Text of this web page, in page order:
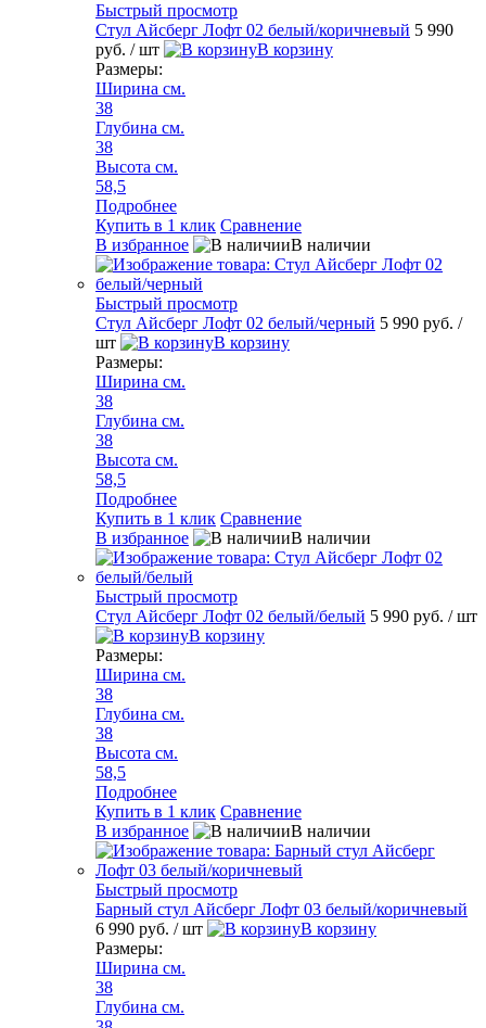
Быстрый просмотр
Стул Айсберг Лофт 02 белый/коричневый 5 990
руб. / шт
В корзину
Размеры:
Ширина см.
38
Глубина см.
38
Высота см.
58,5
Подробнее
Купить в 1 клик Сравнение
В избранное
В наличии
Быстрый просмотр
Стул Айсберг Лофт 02 белый/черный 5 990 руб. /
шт
В корзину
Размеры:
Ширина см.
38
Глубина см.
38
Высота см.
58,5
Подробнее
Купить в 1 клик Сравнение
В избранное
В наличии
Быстрый просмотр
Стул Айсберг Лофт 02 белый/белый 5 990 руб. / шт
В корзину
Размеры:
Ширина см.
38
Глубина см.
38
Высота см.
58,5
Подробнее
Купить в 1 клик Сравнение
В избранное
В наличии
Быстрый просмотр
Барный стул Айсберг Лофт 03 белый/коричневый
6 990 руб. / шт
В корзину
Размеры:
Ширина см.
38
Глубина см.